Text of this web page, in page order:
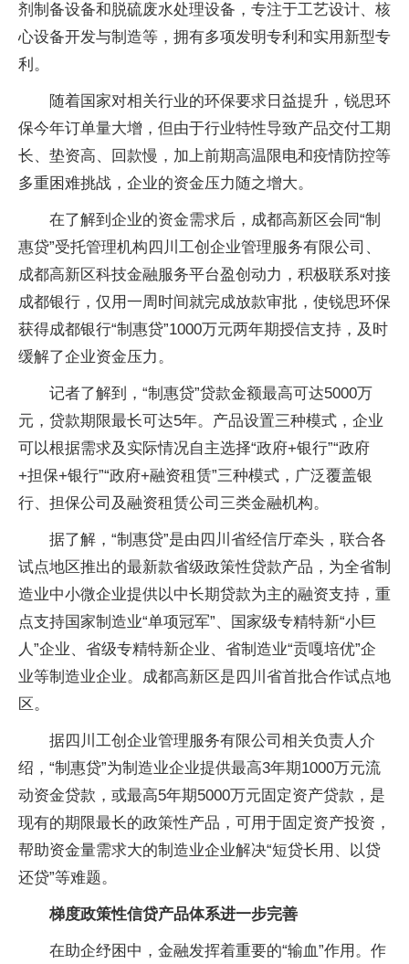
剂制备设备和脱硫废水处理设备，专注于工艺设计、核
心设备开发与制造等，拥有多项发明专利和实用新型专
利。
随着国家对相关行业的环保要求日益提升，锐思环
保今年订单量大增，但由于行业特性导致产品交付工期
长、垫资高、回款慢，加上前期高温限电和疫情防控等
多重困难挑战，企业的资金压力随之增大。
在了解到企业的资金需求后，成都高新区会同“制
惠贷”受托管理机构四川工创企业管理服务有限公司、
成都高新区科技金融服务平台盈创动力，积极联系对接
成都银行，仅用一周时间就完成放款审批，使锐思环保
获得成都银行“制惠贷”1000万元两年期授信支持，及时
缓解了企业资金压力。
记者了解到，“制惠贷”贷款金额最高可达5000万
元，贷款期限最长可达5年。产品设置三种模式，企业
可以根据需求及实际情况自主选择“政府+银行”“政府
+担保+银行”“政府+融资租赁”三种模式，广泛覆盖银
行、担保公司及融资租赁公司三类金融机构。
据了解，“制惠贷”是由四川省经信厅牵头，联合各
试点地区推出的最新款省级政策性贷款产品，为全省制
造业中小微企业提供以中长期贷款为主的融资支持，重
点支持国家制造业“单项冠军”、国家级专精特新“小巨
人”企业、省级专精特新企业、省制造业“贡嘎培优”企
业等制造业企业。成都高新区是四川省首批合作试点地
区。
据四川工创企业管理服务有限公司相关负责人介
绍，“制惠贷”为制造业企业提供最高3年期1000万元流
动资金贷款，或最高5年期5000万元固定资产贷款，是
现有的期限最长的政策性产品，可用于固定资产投资，
帮助资金量需求大的制造业企业解决“短贷长用、以贷
还贷”等难题。
梯度政策性信贷产品体系进一步完善
在助企纾困中，金融发挥着重要的“输血”作用。作